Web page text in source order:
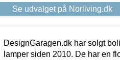
Se udvalget på Norliving.dk
DesignGaragen.dk har solgt
lamper siden 2010. De har en